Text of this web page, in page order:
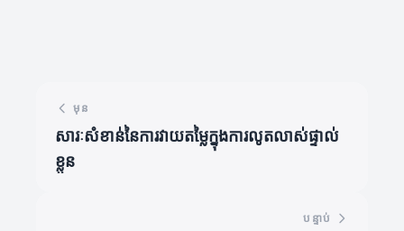
មុន
សារៈសំខាន់នៃការវាយតម្លៃក្នុងការលូតលាស់ផ្ទាល់
ខ្លួន
បន្ទាប់